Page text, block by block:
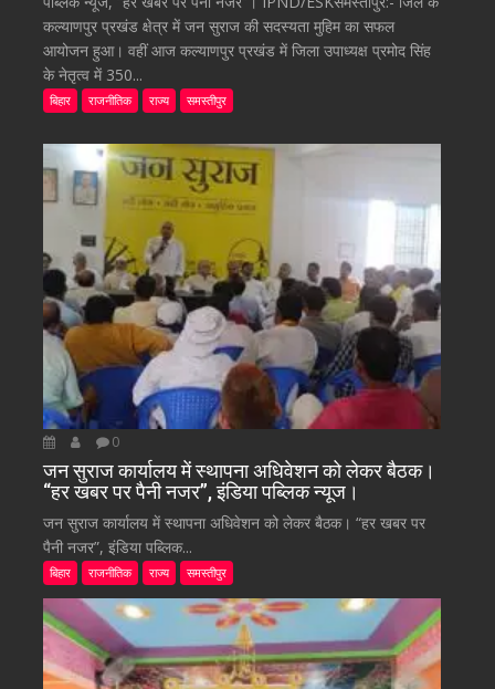
कल्याणपुर प्रखंड क्षेत्र में जन सुराज की सदस्यता मुहिम का सफल
आयोजन हुआ। वहीं आज कल्याणपुर प्रखंड में जिला उपाध्यक्ष प्रमोद सिंह
के नेतृत्व में 350...
बिहार राजनीतिक राज्य समस्तीपुर
0
जन सुराज कार्यालय में स्थापना अधिवेशन को लेकर बैठक।
“हर खबर पर पैनी नजर”, इंडिया पब्लिक न्यूज।
जन सुराज कार्यालय में स्थापना अधिवेशन को लेकर बैठक। “हर खबर पर
पैनी नजर”, इंडिया पब्लिक...
बिहार राजनीतिक राज्य समस्तीपुर